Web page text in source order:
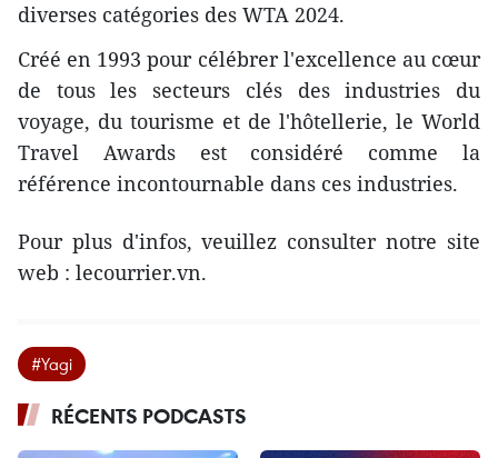
diverses catégories des WTA 2024.
Créé en 1993 pour célébrer l'excellence au cœur
de tous les secteurs clés des industries du
voyage, du tourisme et de l'hôtellerie, le World
Travel Awards est considéré comme la
référence incontournable dans ces industries.
Pour plus d'infos, veuillez consulter notre site
web : lecourrier.vn.
#Yagi
RÉCENTS PODCASTS